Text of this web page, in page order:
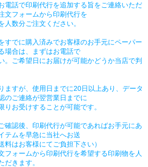
電話で印刷代行を追加する旨をご連絡いただ
文フォームから印刷代行を
人数分ご注文ください。
すでに購入済みでお客様のお手元にペーパー
場合は、まずはお電話で
。ご希望日にお届けが可能かどうか当店で判
ますが、使用日までに20日以上あり、データ
のご連絡が翌営業日までに
りお受けすることが可能です。
確認後、印刷代行が可能であればお手元にあ
テムを早急に当社へお送
料はお客様にてご負担下さい）
フォームから印刷代行を希望する印刷物を人
だきます。